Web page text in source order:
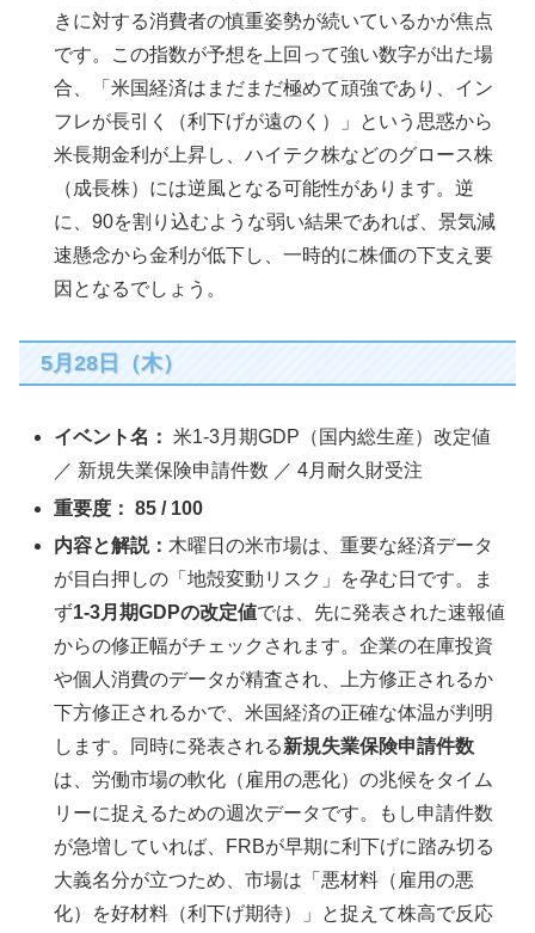
きに対する消費者の慎重姿勢が続いているかが焦点
です。この指数が予想を上回って強い数字が出た場
合、「米国経済はまだまだ極めて頑強であり、イン
フレが長引く（利下げが遠のく）」という思惑から
米長期金利が上昇し、ハイテク株などのグロース株
（成長株）には逆風となる可能性があります。逆
に、90を割り込むような弱い結果であれば、景気減
速懸念から金利が低下し、一時的に株価の下支え要
因となるでしょう。
5月28日（木）
イベント名： 米1-3月期GDP（国内総生産）改定値
／ 新規失業保険申請件数 ／ 4月耐久財受注
重要度： 85 / 100
内容と解説： 木曜日の米市場は、重要な経済データ
が目白押しの「地殻変動リスク」を孕む日です。ま
ず1-3月期GDPの改定値では、先に発表された速報値
からの修正幅がチェックされます。企業の在庫投資
や個人消費のデータが精査され、上方修正されるか
下方修正されるかで、米国経済の正確な体温が判明
します。同時に発表される新規失業保険申請件数
は、労働市場の軟化（雇用の悪化）の兆候をタイム
リーに捉えるための週次データです。もし申請件数
が急増していれば、FRBが早期に利下げに踏み切る
大義名分が立つため、市場は「悪材料（雇用の悪
化）を好材料（利下げ期待）」と捉えて株高で反応